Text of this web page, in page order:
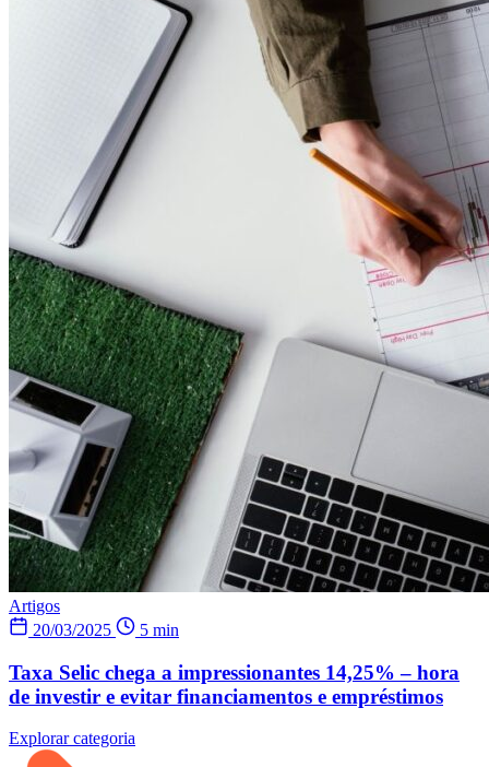
Artigos
20/03/2025
5 min
Taxa Selic chega a impressionantes 14,25% – hora
de investir e evitar financiamentos e empréstimos
Explorar categoria